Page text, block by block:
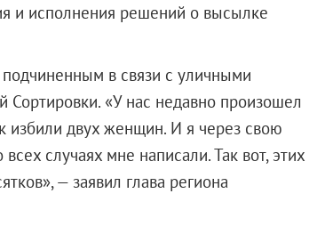
и исполнения решений о высылке
в связи с уличными
«У нас недавно произошел
избили двух женщин. И я через свою
случаях мне написали. Так вот, этих
— заявил глава региона